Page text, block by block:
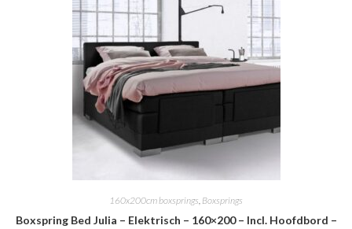
160x200cm boxsprings, Boxsprings
Boxspring Bed Julia – Elektrisch – 160×200 – Incl. Hoofdbord –